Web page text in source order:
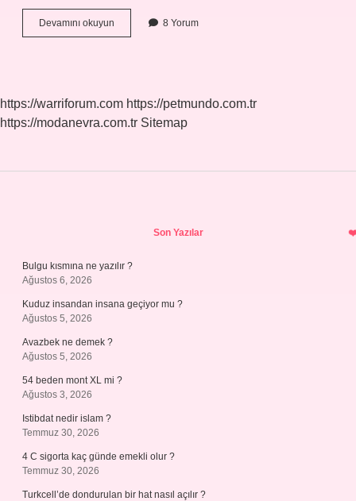
Devamını okuyun Endüstri
Nedir
8 Yorum
https://warriforum.com https://petmundo.com.tr
https://modanevra.com.tr Sitemap
Son Yazılar
Bulgu kısmına ne yazılır ?
Ağustos 6, 2026
Kuduz insandan insana geçiyor mu ?
Ağustos 5, 2026
Avazbek ne demek ?
Ağustos 5, 2026
54 beden mont XL mi ?
Ağustos 3, 2026
Istibdat nedir islam ?
Temmuz 30, 2026
4 C sigorta kaç günde emekli olur ?
Temmuz 30, 2026
Turkcell’de dondurulan bir hat nasıl açılır ?